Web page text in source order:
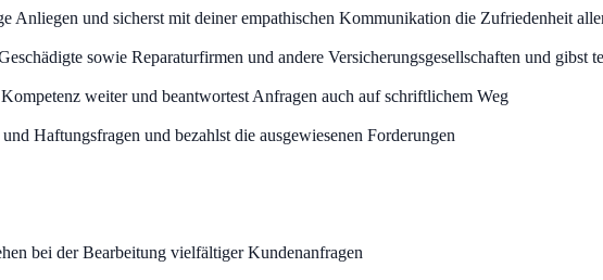
Anliegen und sicherst mit deiner empathischen Kommunikation die Zufriedenheit
sowie Reparaturfirmen und andere Versicherungsgesellschaften und gibst
weiter und beantwortest Anfragen auch auf schriftlichem Weg
Haftungsfragen und bezahlst die ausgewiesenen Forderungen
bei der Bearbeitung vielfältiger Kundenanfragen